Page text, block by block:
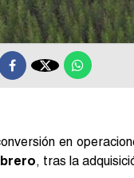

en
, tras la